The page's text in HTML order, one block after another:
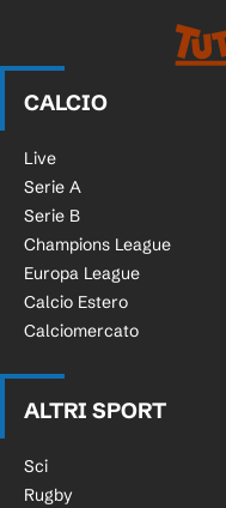
CALCIO
Live
Serie A
Serie B
Champions League
Europa League
Calcio Estero
Calciomercato
ALTRI SPORT
Sci
Rugby